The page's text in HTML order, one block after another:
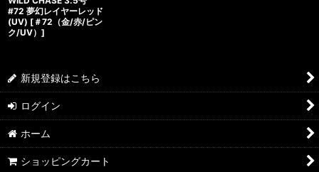
#72 夢幻レイヤーレッド
(UV) [＃72（金/赤/ピン
ク/UV） ]
新規登録はこちら
ログイン
ホーム
ショッピングカート